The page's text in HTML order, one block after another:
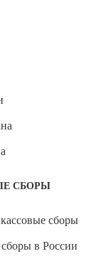
СБОРЫ
сборы
в России